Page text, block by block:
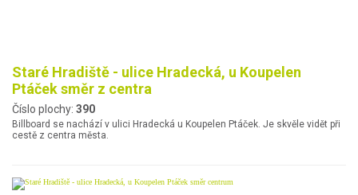
Staré Hradiště - ulice Hradecká, u Koupelen
Ptáček směr z centra
Číslo plochy: 390
Billboard se nachází v ulici Hradecká u Koupelen Ptáček. Je skvěle vidět při
cestě z centra města.